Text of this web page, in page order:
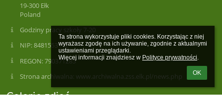
Ta strona wykorzystuje pliki cookies. Korzystając z niej
wyrażasz zgodę na ich używanie, zgodnie z aktualnymi
ustawieniami przeglądarki.
Więcej informacji znajdziesz w Polityce prywatności.
OK
19-300 Ełk
Poland
Godziny pracy szkoły 7-20
NIP: 8481553112
REGON: 790371285
Strona archiwalna: www.archiwalna.zss.elk.pl/news.php
Galeria zdjęć